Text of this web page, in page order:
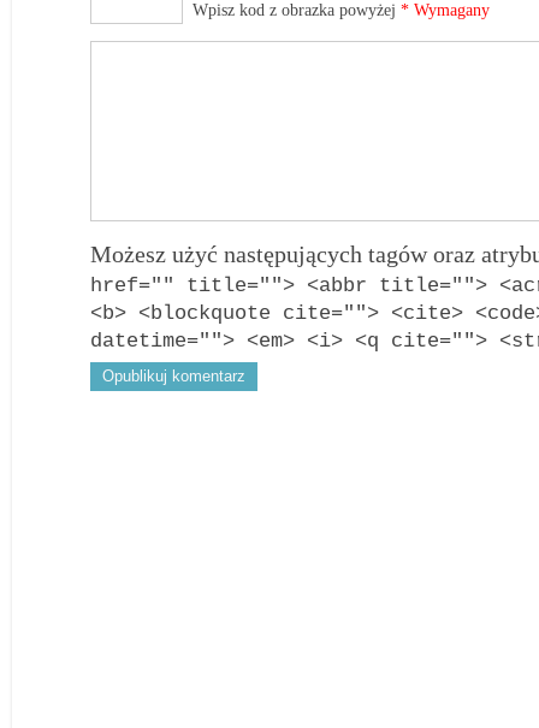
Wpisz kod z obrazka powyżej * Wymagany
Możesz użyć następujących tagów oraz
href="" title=""> <abbr title="">
<b> <blockquote cite=""> <cite>
datetime=""> <em> <i> <q cite="">